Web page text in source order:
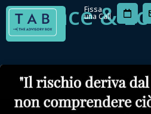
Fissa
una Call
Finance &